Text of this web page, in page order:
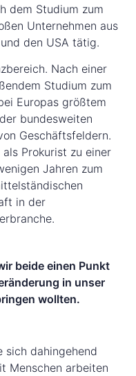
dem Studium zum
Unternehmen aus
den USA tätig.
Nach einer
Studium zum
Europas größtem
bundesweiten
Geschäftsfeldern.
Prokurist zu einer
Jahren zum
in der
beide einen Punkt
in unser
wollten.
sich dahingehend
Menschen arbeiten